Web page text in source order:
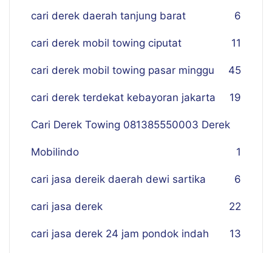
cari derek daerah tanjung barat 6
cari derek mobil towing ciputat 11
cari derek mobil towing pasar minggu 45
cari derek terdekat kebayoran jakarta 19
Cari Derek Towing 081385550003 Derek
Mobilindo 1
cari jasa dereik daerah dewi sartika 6
cari jasa derek 22
cari jasa derek 24 jam pondok indah 13